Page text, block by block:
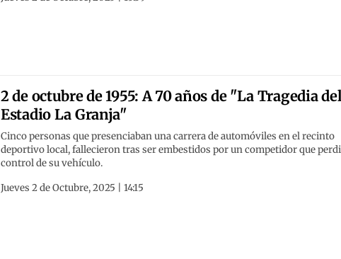
2 de octubre de 1955: A 70 años de "La Tragedia
Estadio La Granja"
Cinco personas que presenciaban una carrera de automóviles en el recinto
deportivo local, fallecieron tras ser embestidos por un competidor que
control de su vehículo.
Jueves 2 de Octubre, 2025 | 14:15